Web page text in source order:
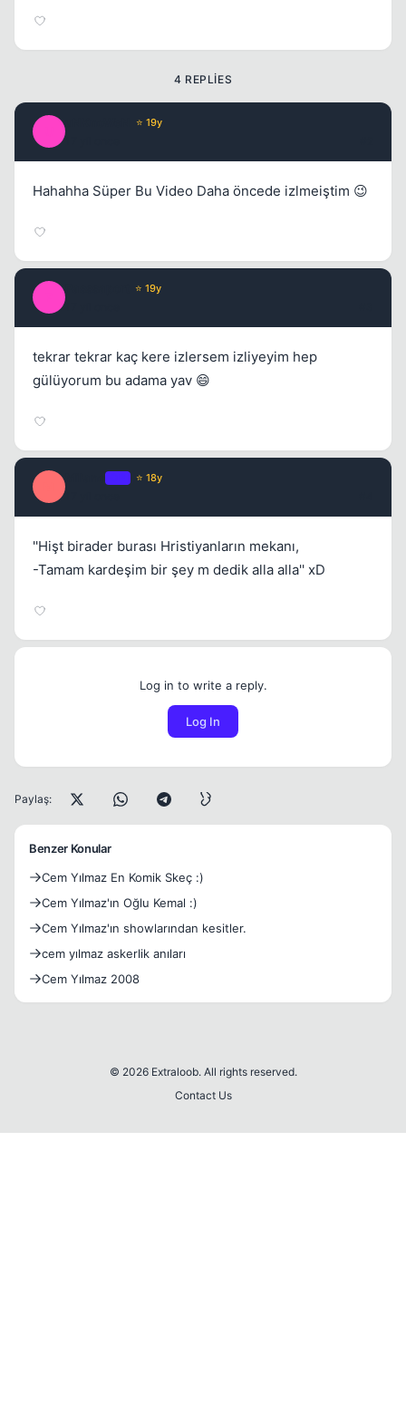
4 REPLIES
⭐ 19y
Hahahha Süper Bu Video Daha öncede izlmeiştim 😉
⭐ 19y
tekrar tekrar kaç kere izlersem izliyeyim hep
gülüyorum bu adama yav 😄
⭐ 18y
''Hişt birader burası Hristiyanların mekanı,
-Tamam kardeşim bir şey m dedik alla alla'' xD
Log in to write a reply.
Log In
Paylaş:
Benzer Konular
Cem Yılmaz En Komik Skeç :)
Cem Yılmaz'ın Oğlu Kemal :)
Cem Yılmaz'ın showlarından kesitler.
cem yılmaz askerlik anıları
Cem Yılmaz 2008
© 2026 Extraloob. All rights reserved.
Contact Us